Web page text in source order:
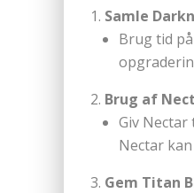
Samle
Brug tid
Brug af
Giv
Nectar
Gem Titan